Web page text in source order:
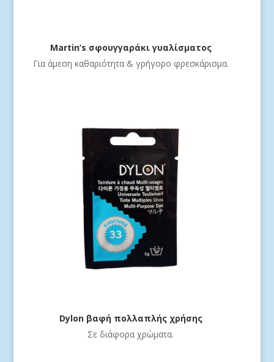
Martin’s σφουγγαράκι γυαλίσματος
Για άμεση καθαριότητα & γρήγορο φρεσκάρισμα.
Dylon βαφή πολλαπλής χρήσης
Σε διάφορα χρώματα.